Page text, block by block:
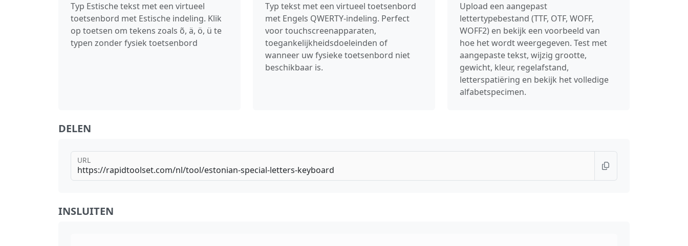
Typ Estische tekst met een virtueel
toetsenbord met Estische indeling. Klik
op toetsen om tekens zoals õ, ä, ö, ü te
typen zonder fysiek toetsenbord
Typ tekst met een virtueel toetsenbord
met Engels QWERTY-indeling. Perfect
voor touchscreenapparaten,
toegankelijkheidsdoeleinden of
wanneer uw fysieke toetsenbord niet
beschikbaar is.
Upload een aangepast
lettertypebestand (TTF, OTF, WOFF,
WOFF2) en bekijk een voorbeeld van
hoe het wordt weergegeven. Test met
aangepaste tekst, wijzig grootte,
gewicht, kleur, regelafstand,
letterspatiëring en bekijk het volledige
alfabetspecimen.
DELEN
URL
INSLUITEN